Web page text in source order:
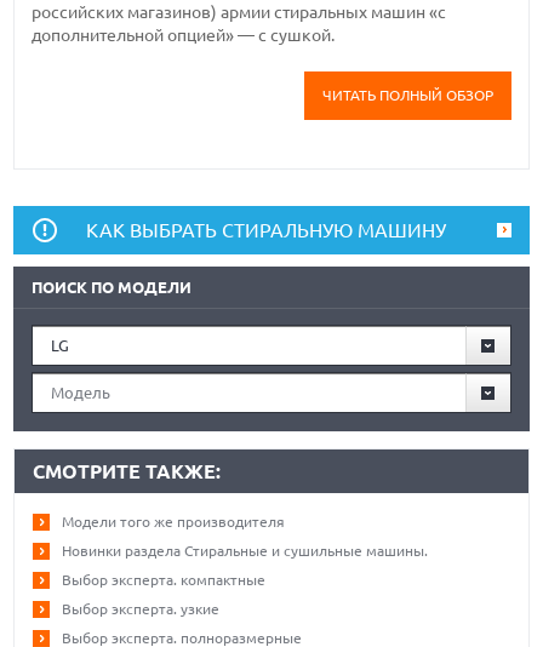
российских магазинов) армии стиральных машин «с
дополнительной опцией» — с сушкой.
ЧИТАТЬ ПОЛНЫЙ ОБЗОР
КАК ВЫБРАТЬ СТИРАЛЬНУЮ МАШИНУ
ПОИСК ПО МОДЕЛИ
LG
Модель
СМОТРИТЕ ТАКЖЕ:
Модели того же производителя
Новинки раздела Стиральные и сушильные машины.
Выбор эксперта. компактные
Выбор эксперта. узкие
Выбор эксперта. полноразмерные